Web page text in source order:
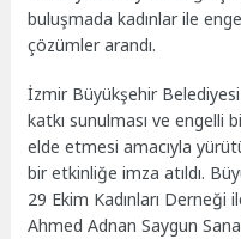
buluşmada kadınlar ile
çözümler arandı.
İzmir Büyükşehir
katkı sunulması ve engelli
elde etmesi amacıyla
bir etkinliğe imza atıldı.
29 Ekim Kadınları Derneği
Ahmed Adnan Saygun